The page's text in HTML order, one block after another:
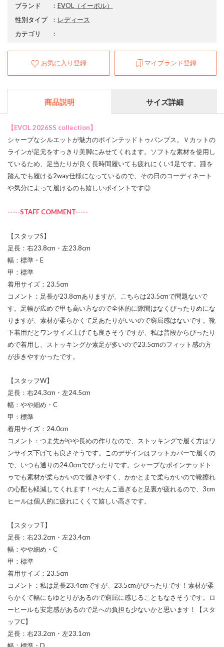
ブランド
： EVOL
（イーボル）
性別タイプ
： レディース
カテゴリ
：
お気に入り登録 マイブランド登録
商品説明 サイズ詳細
【EVOL 2026SS collection】
シャープなシルエットが魅力のポインテッドトゥパンプス。Ｖカットの
ラインが足元をすっきり美脚にみせてくれます。ソフトな素材を使用し
ているため、足当たりが良く長時間履いても疲れにくい1足です。踵を
踏んでも履ける2way仕様になっているので、その日のコーディネート
や気分によって履けるのも嬉しいポイントです◎
-----STAFF COMMENT-----
【スタッフS】
足長：右23.8cm・左23.8cm
幅：標準・E
甲：標準
着用サイズ：23.5cm
コメント：足長が23.8cmありますが、こちらは23.5cmで問題ないで
す。足幅が広めで甲も高い方なので全体的に隙間はなくぴったりめにな
りますが、素材が柔らかくて足あたりがいいので窮屈感はないです。靴
下着用だとワンサイズ上げても良さそうですが、私は普段からぴったり
めで着用し、ストッキングか素足が多いので23.5cmのフィット感の方
が歩きやすかったです。
【スタッフW】
足長：右24.3cm・左24.5cm
幅：やや細め・C
甲：標準
着用サイズ：24.0cm
コメント：つま先がやや長めの作りなので、ストッキングで履く方はワ
ンサイズ下げても良さそうです。このデザインはフットカバーで履くの
で、いつも通りの24.0cmでぴったりです。シャープなポインテッドト
ゥでも素材が柔らかいので履きやすく、かかとまで柔らかいので靴擦れ
の心配も軽減してくれます！ぺたんこ過ぎると足裏が疲れるので、3cm
ヒールは個人的に疲れにくくて嬉しい高さです。
【スタッフT】
足長：右23.2cm・左23.4cm
幅：やや細め・C
甲：標準
着用サイズ：23.5cm
コメント：私は足長23.4cmですが、23.5cmがぴったりです！素材が柔
らかくて幅にもゆとりがあるので窮屈に感じることもなさそうです。ロ
ーヒールも安定感があるので足への負担も少ないかと思います！【スタ
ッフC】
足長：右23.2cm・左23.1cm
幅：標準・D